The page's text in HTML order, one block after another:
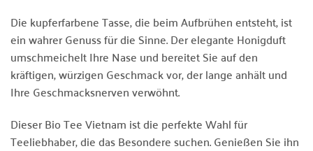
Die kupferfarbene Tasse, die beim Aufbrühen entsteht, ist
ein wahrer Genuss für die Sinne. Der elegante Honigduft
umschmeichelt Ihre Nase und bereitet Sie auf den
kräftigen, würzigen Geschmack vor, der lange anhält und
Ihre Geschmacksnerven verwöhnt.
Dieser Bio Tee Vietnam ist die perfekte Wahl für
Teeliebhaber, die das Besondere suchen. Genießen Sie ihn